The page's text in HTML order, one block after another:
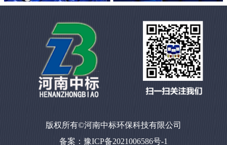
版权所有©河南中标环保科技有限公司
备案：豫ICP备2021006586号-1